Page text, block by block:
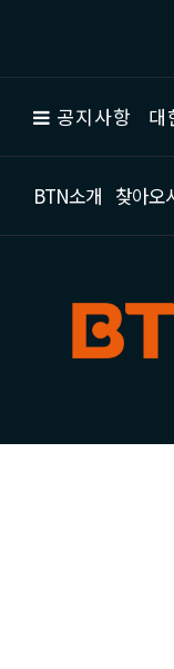
공지사항 대
BTN소개 찾아오